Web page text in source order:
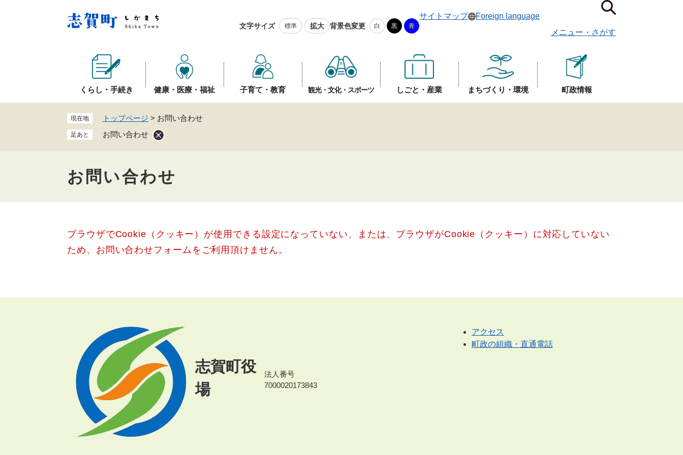
ー
ジ
。
文字サイズ 標準 拡大 背景色変更 白 黒 青
サイトマップ
Foreign language
メニュー ・ さがす
くらし・手続き 健康・医療・福祉 子育て・教育 観光・文化・スポーツ しごと・産業 まちづくり・環境 町政情報
現在地 トップページ > お問い合わせ
足あと お問い合わせ
お問い合わせ
文
ブラウザでCookie（クッキー）が使用できる設定になっていない、または、ブラウザがCookie（クッキー）に対応していない
ため、お問い合わせフォームをご利用頂けません。
志賀町役
場
法人番号
7000020173843
アクセス
町政の組織・直通電話